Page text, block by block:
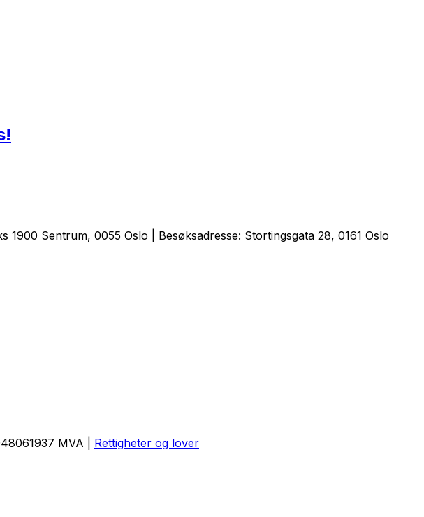
1900 Sentrum, 0055 Oslo | Besøksadresse: Stortingsgata 28, 0161 Oslo
MVA | Rettigheter og lover